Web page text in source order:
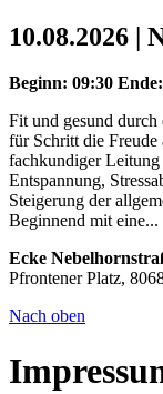
10.08.2026 |
Beginn: 09:30
Fit und gesund
für Schritt die
fachkundiger
Entspannung,
Steigerung der
Beginnend mit eine...
Ecke
Pfrontener Platz,
Nach oben